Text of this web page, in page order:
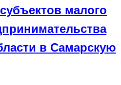
малого
в Самарскую